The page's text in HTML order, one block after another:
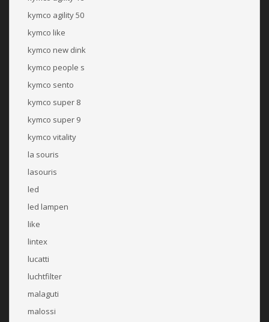
kymco agility 50
kymco like
kymco new dink
kymco people s
kymco sento
kymco super 8
kymco super 9
kymco vitality
la souris
lasouris
led
led lampen
like
lintex
lucatti
luchtfilter
malaguti
malossi